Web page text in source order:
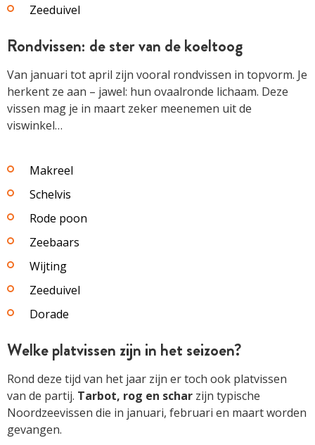
Zeeduivel
Rondvissen: de ster van de koeltoog
Van januari tot april zijn vooral rondvissen in topvorm. Je
herkent ze aan – jawel: hun ovaalronde lichaam. Deze
vissen mag je in maart zeker meenemen uit de
viswinkel…
Makreel
Schelvis
Rode poon
Zeebaars
Wijting
Zeeduivel
Dorade
Welke platvissen zijn in het seizoen?
Rond deze tijd van het jaar zijn er toch ook platvissen
van de partij. Tarbot, rog en schar zijn typische
Noordzeevissen die in januari, februari en maart worden
gevangen.